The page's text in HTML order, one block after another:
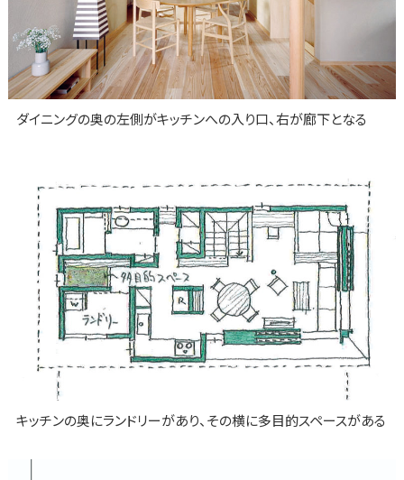
ダイニングの奥の左側がキッチンへの入り口、右が廊下となる
キッチンの奥にランドリーがあり、その横に多目的スペースがある